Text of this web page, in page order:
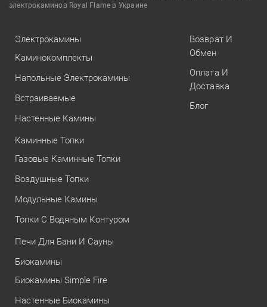
электрокаминов Royal Flame в Украине
Электрокамины
Каминокомплекты
Напольные Электрокамины
Встраиваемые
Настенные Камины
Каминные Топки
Газовые Каминные Топки
Воздушные Топки
Модульные Камины
Топки С Водяным Контуром
Печи Для Бани И Сауны
Биокамины
Биокамины Simple Fire
Настенные Биокамины
Возврат И
Обмен
Оплата И
Доставка
Блог